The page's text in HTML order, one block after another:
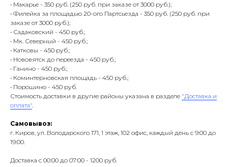
• Макарье - 350 руб. (250 руб. при заказе от 3000 руб.);
• Филейка за площадью 20-ого Партсьезда - 350 руб. (250 руб. при
заказе от 3000 руб.);
• Садаковский - 450 руб.;
• Мк. Северный - 450 руб.;
• Катковы - 450 руб.;
• Нововятск до переезда - 450 руб.;
• Ганино - 450 руб.;
• Коминтерновская площадь - 450 руб.;
• Порошино - 450 руб.
Стоимость доставки в другие районы указана в разделе "Доставка и
оплата".
Самовывоз:
г. Киров, ул. Володарского 171, 1 этаж, 102 офис, каждый день с 9:00 до
19:00.
Доставка с 00:00 до 07:00 - 1200 руб.